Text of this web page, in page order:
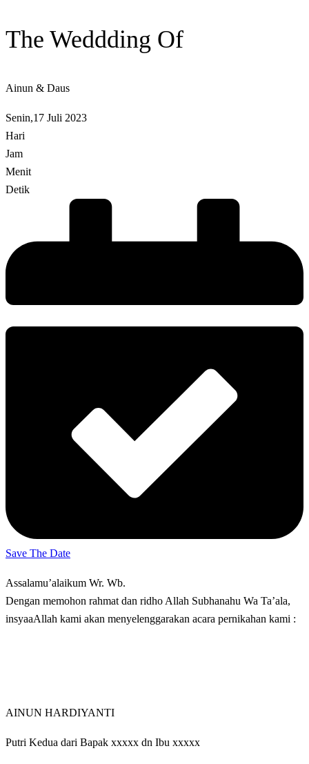
The Weddding Of
Ainun & Daus
Senin,17 Juli 2023
Hari
Jam
Menit
Detik
Save The Date
Assalamu’alaikum Wr. Wb.
Dengan memohon rahmat dan ridho Allah Subhanahu Wa Ta’ala,
insyaaAllah kami akan menyelenggarakan acara pernikahan kami :
AINUN HARDIYANTI
Putri Kedua dari Bapak xxxxx dn Ibu xxxxx